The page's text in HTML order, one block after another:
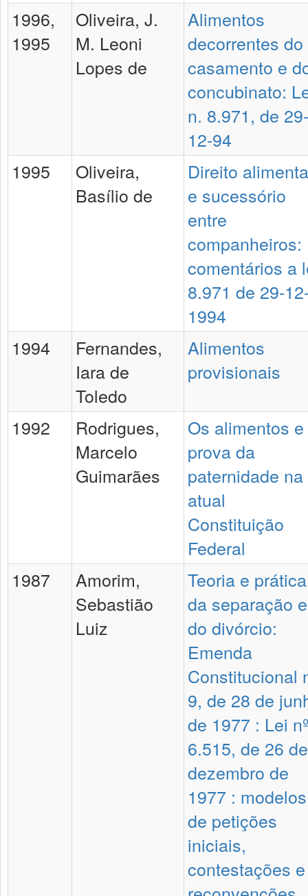
1996,
1995
Oliveira, J.
M. Leoni
Lopes de
Alimentos
decorrentes do
casamento e
concubinato:
n. 8.971, de 29-
12-94
1995
Oliveira,
Basílio de
Direito
e sucessório
entre
companheiros:
comentários a
8.971 de 29-
1994
1994
Fernandes,
Iara de
Toledo
Alimentos
provisionais
1992
Rodrigues,
Marcelo
Guimarães
Os alimentos
prova da
paternidade na
atual
Constituição
Federal
1987
Amorim,
Sebastião
Luiz
Teoria e prática
da separação e
do divórcio:
Emenda
Constitucional
9, de 28 de
de 1977 : Lei nº
6.515, de 26 de
dezembro de
1977 : modelos
de petições
iniciais,
contestações e